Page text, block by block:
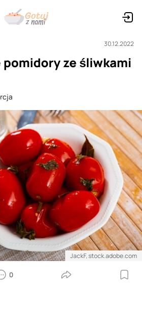
30.12.2022
ze śliwkami
JackF, stock.adobe.com
0